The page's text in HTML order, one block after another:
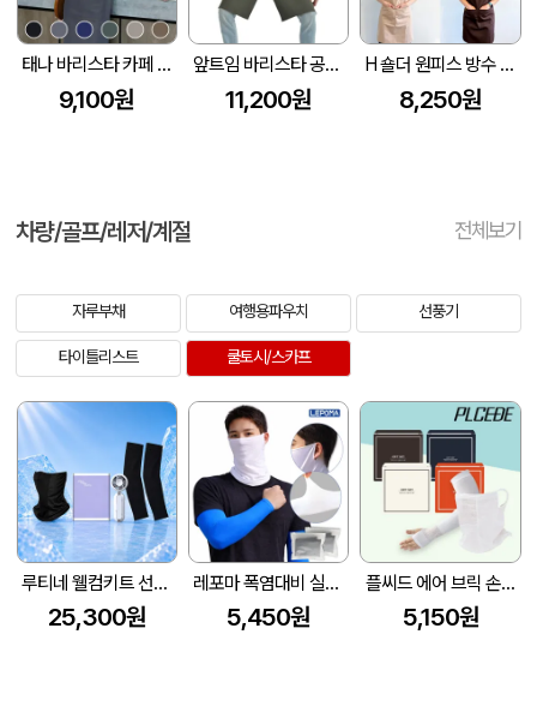
태나 바리스타 카페 방수 앞치마
9,100원
앞트임 바리스타 공방 데님 방수 앞치마 Z114
11,200원
H 숄더 원피스 방수 길이조절 꽃집 공방 카페 주방앞치마
8,250원
차량/골프/레저/계절 전체보기
자루부채 여행용파우치 선풍기
타이틀리스트 쿨토시/스카프
루티네 웰컴키트 선물세트 우산애착 핸디 선풍기+썬스크+냉장고쿨토시
25,300원
레포마 폭염대비 실용 2종 쿨키트 C
5,450원
플씨드 에어 브릭 손 쿨토시 + 메쉬 귀걸이 쿨마스크 2종 세트
5,150원